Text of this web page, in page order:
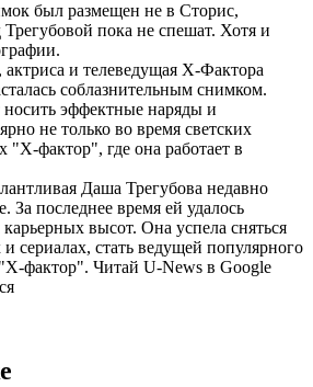
был размещен не в Сторис,
пока не спешат. Хотя и
актриса и телеведущая Х-Фактора
соблазнительным снимком.
эффектные наряды и
не только во время светских
"Х-фактор", где она работает в
Даша Трегубова недавно
За последнее время ей удалось
высот. Она успела сняться
сериалах, стать ведущей популярного
фактор". Читай U-News в Google